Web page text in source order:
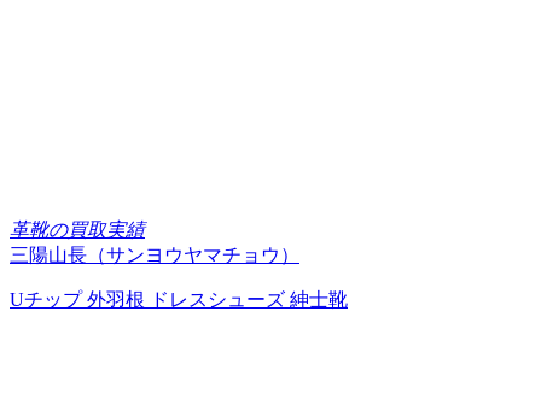
革靴の買取実績
三陽山長（サンヨウヤマチョウ）
Uチップ 外羽根 ドレスシューズ 紳士靴